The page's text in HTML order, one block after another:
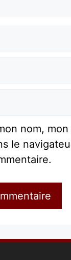
nom,
le